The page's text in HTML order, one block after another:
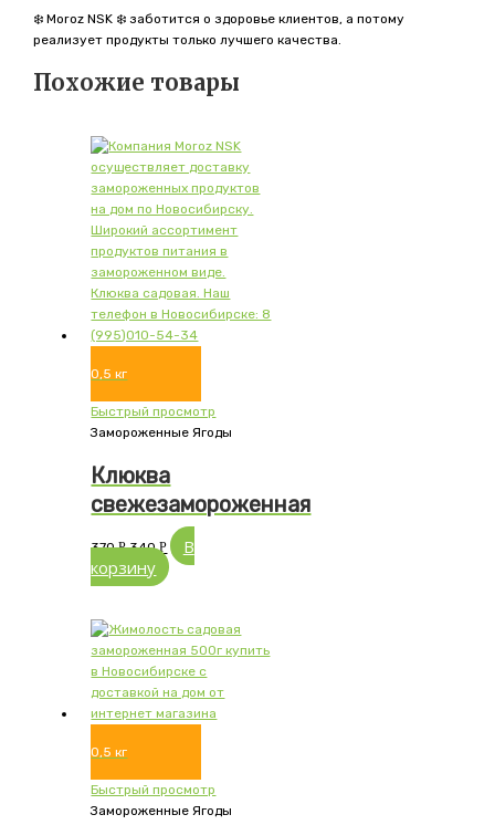
❄️ Moroz NSK ❄️ заботится о здоровье клиентов, а потому
реализует продукты только лучшего качества.
Похожие товары
0,5 кг
Быстрый просмотр
Замороженные Ягоды
Клюква
свежезамороженная
370Р 340Р
В
корзину
0,5 кг
Быстрый просмотр
Замороженные Ягоды